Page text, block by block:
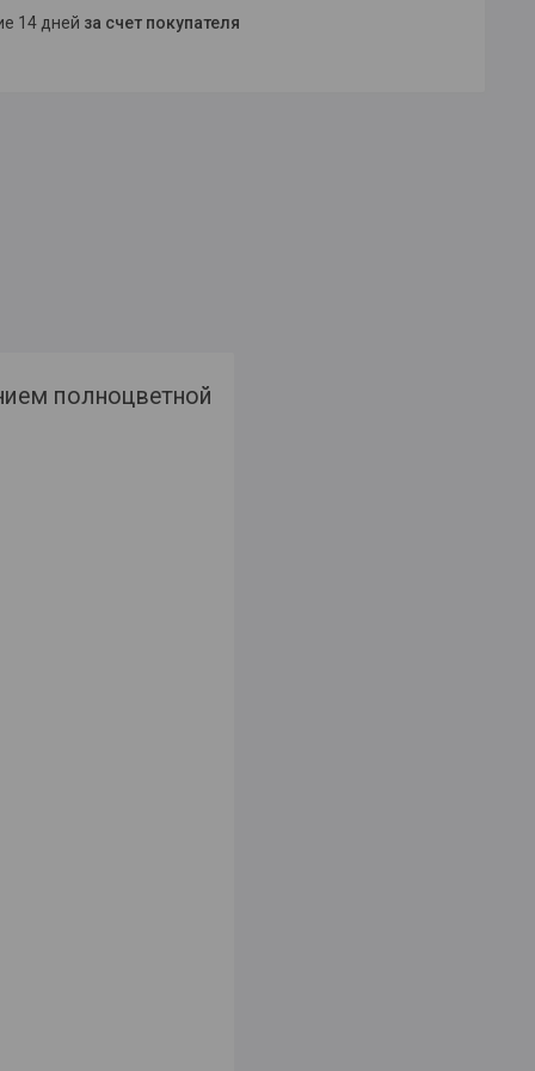
14 дней за счет покупателя
полноцветной